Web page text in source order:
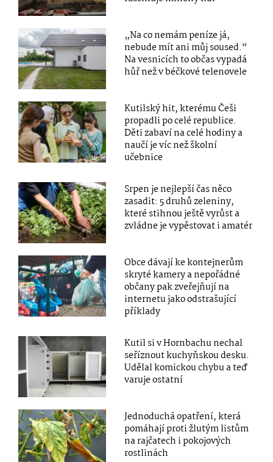
„Na co nemám peníze já,
nebude mít ani můj soused.“
Na vesnicích to občas vypadá
hůř než v béčkové telenovele
Kutilský hit, kterému Češi
propadli po celé republice.
Děti zabaví na celé hodiny a
naučí je víc než školní
učebnice
Srpen je nejlepší čas něco
zasadit: 5 druhů zeleniny,
které stihnou ještě vyrůst a
zvládne je vypěstovat i amatér
Obce dávají ke kontejnerům
skryté kamery a nepořádné
občany pak zveřejňují na
internetu jako odstrašující
příklady
Kutil si v Hornbachu nechal
seříznout kuchyňskou desku.
Udělal komickou chybu a teď
varuje ostatní
Jednoduchá opatření, která
pomáhají proti žlutým listům
na rajčatech i pokojových
rostlinách